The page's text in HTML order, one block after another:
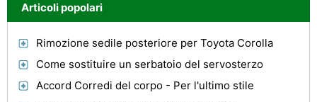
Articoli popolari
Rimozione sedile posteriore per Toyota Corolla
Come sostituire un serbatoio del servosterzo
Accord Corredi del corpo - Per l'ultimo stile